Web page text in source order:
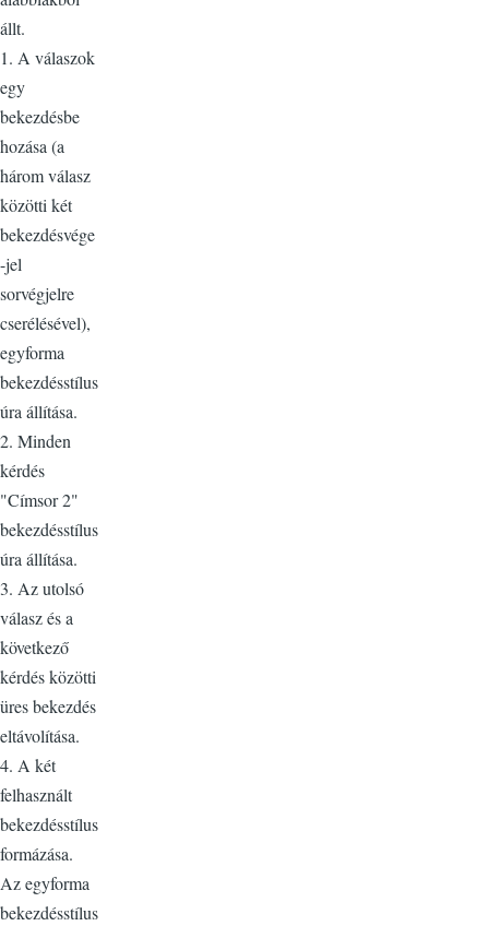
állt.
1. A válaszok
egy
bekezdésbe
hozása (a
három válasz
közötti két
bekezdésvége
-jel
sorvégjelre
cserélésével),
egyforma
bekezdésstílus
úra állítása.
2. Minden
kérdés
"Címsor 2"
bekezdésstílus
úra állítása.
3. Az utolsó
válasz és a
következő
kérdés közötti
üres bekezdés
eltávolítása.
4. A két
felhasznált
bekezdésstílus
formázása.
Az egyforma
bekezdésstílus